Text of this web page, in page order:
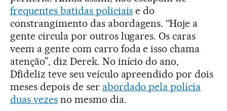
frequentes batidas policiais e do
constrangimento das abordagens. “Hoje a
gente circula por outros lugares. Os caras
veem a gente com carro foda e isso chama
atenção”, diz Derek. No início do ano,
Dfideliz teve seu veículo apreendido por dois
meses depois de ser abordado pela polícia
duas vezesno mesmo dia.